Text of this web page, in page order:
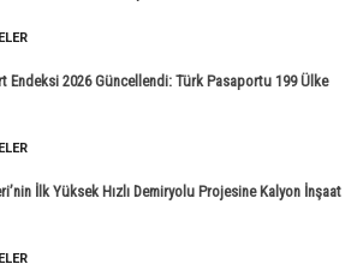
Endeksi 2026 Güncellendi: Türk Pasaportu 199 Ülke
İlk Yüksek Hızlı Demiryolu Projesine Kalyon İnşaat